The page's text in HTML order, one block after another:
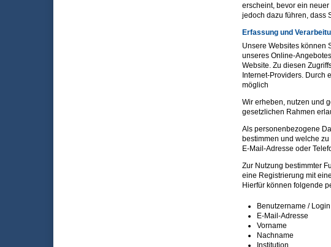
erscheint, bevor ein
jedoch dazu führen, dass
Erfassung und
Unsere Websites können
unseres Online-
Website. Zu diesen
Internet-Providers. Durch
möglich
Wir erheben, nutzen und
gesetzlichen Rahmen
Als personenbezogene
bestimmen und welche
E-Mail-Adresse oder
Zur Nutzung bestimmter
eine Registrierung mit
Hierfür können folgende
Benutzername / Login
E-Mail-Adresse
Vorname
Nachname
Institution